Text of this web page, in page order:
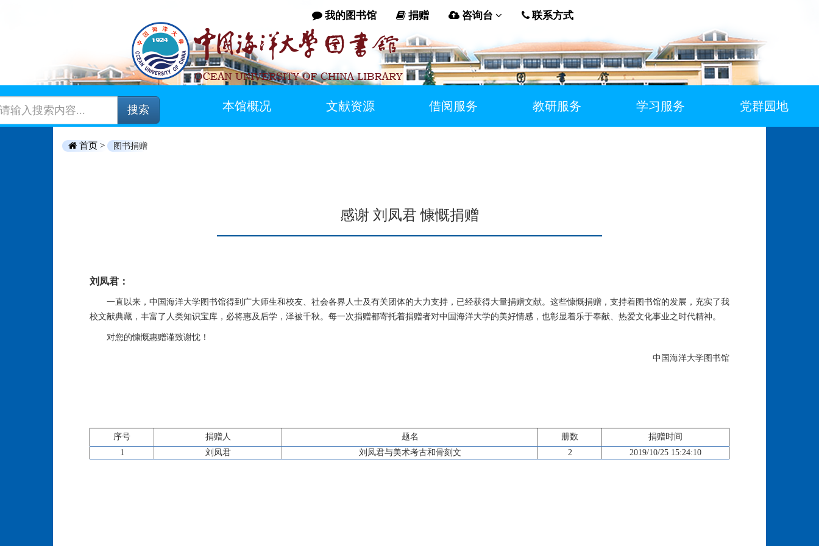
我的图书馆 捐赠 咨询台 联系方式
搜索 本馆概况 文献资源 借阅服务 教研服务 学习服务 党群园地
首页 > 图书捐赠
感谢 刘凤君 慷慨捐赠
刘凤君：
一直以来，中国海洋大学图书馆得到广大师生和校友、社会各界人士及有关团体的大力支持，已经获得大量捐赠文献。这些慷慨捐赠，支持着图书馆的发展，充实了我
校文献典藏，丰富了人类知识宝库，必将惠及后学，泽被千秋。每一次捐赠都寄托着捐赠者对中国海洋大学的美好情感，也彰显着乐于奉献、热爱文化事业之时代精神。
对您的慷慨惠赠谨致谢忱！
中国海洋大学图书馆
序号 捐赠人 题名 册数
捐赠时间
1
刘凤君 刘凤君与美术考古和骨刻文 2 2019/10/25 15:24:10